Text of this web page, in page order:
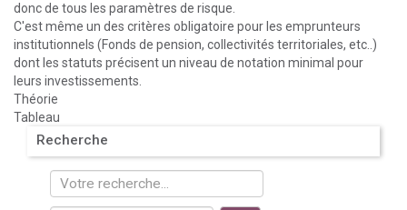
donc de tous les paramètres de risque.
C'est même un des critères obligatoire pour les emprunteurs
institutionnels (Fonds de pension, collectivités territoriales, etc..)
dont les statuts précisent un niveau de notation minimal pour
leurs investissements.
Théorie
Tableau
Recherche